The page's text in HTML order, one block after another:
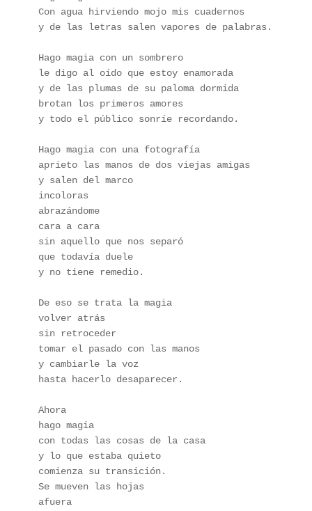
Con agua hirviendo mojo mis cuadernos
y de las letras salen vapores de palabras.
Hago magia con un sombrero
le digo al oído que estoy enamorada
y de las plumas de su paloma dormida
brotan los primeros amores
y todo el público sonríe recordando.
Hago magia con una fotografía
aprieto las manos de dos viejas amigas
y salen del marco
incoloras
abrazándome
cara a cara
sin aquello que nos separó
que todavía duele
y no tiene remedio.
De eso se trata la magia
volver atrás
sin retroceder
tomar el pasado con las manos
y cambiarle la voz
hasta hacerlo desaparecer.
Ahora
hago magia
con todas las cosas de la casa
y lo que estaba quieto
comienza su transición.
Se mueven las hojas
afuera